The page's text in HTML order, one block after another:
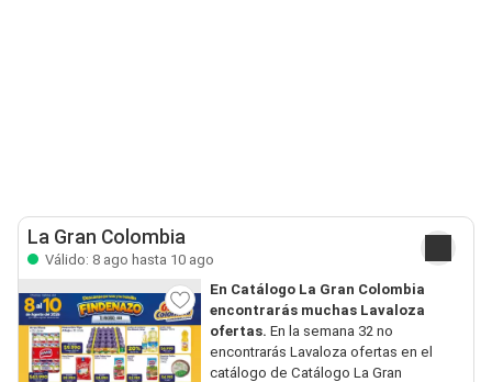
La Gran Colombia
Válido: 8 ago hasta 10 ago
En Catálogo La Gran Colombia
encontrarás muchas Lavaloza
ofertas. En la semana 32 no
encontrarás Lavaloza ofertas en el
catálogo de Catálogo La Gran